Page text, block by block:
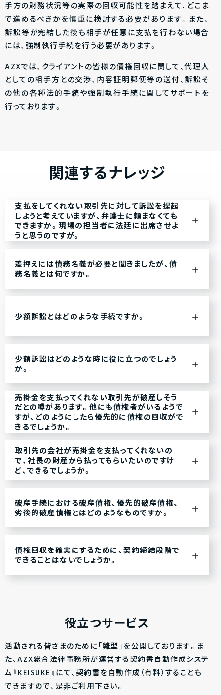
手方の財務状況等の実際の回収可能性を踏まえて、どこま
で進めるべきかを慎重に検討する必要があります。また、
訴訟等が完結した後も相手が任意に支払を行わない場合
には、強制執行手続を行う必要があります。
AZXでは、クライアントの皆様の債権回収に関して、代理人
としての相手方との交渉、内容証明郵便等の送付、訴訟そ
の他の各種法的手続や強制執行手続に関してサポートを
行っております。
関連するナレッジ
支払をしてくれない取引先に対して訴訟を提起
しようと考えていますが、弁護士に頼まなくても
できますか。現場の担当者に法廷に出席させよ
うと思うのですが。
差押えには債務名義が必要と聞きましたが、債
務名義とは何ですか。
少額訴訟とはどのような手続ですか。
少額訴訟はどのような時に役に立つのでしょう
か。
売掛金を支払ってくれない取引先が破産しそう
だとの噂があります。他にも債権者がいるようで
すが、どのようにしたら優先的に債権の回収がで
きるでしょうか。
取引先の会社が売掛金を支払ってくれないの
で、社長の財産から払ってもらいたいのですけ
ど、できるでしょうか。
破産手続における破産債権、優先的破産債権、
劣後的破産債権とはどのようなものですか。
債権回収を確実にするために、契約締結段階で
できることはないでしょうか。
役立つサービス
活動される皆さまのために「雛型」を公開しております。ま
た、AZX総合法律事務所が運営する契約書自動作成システ
ム『KEISUKE』にて、契約書を自動作成（有料）することも
できますので、是非ご利用下さい。